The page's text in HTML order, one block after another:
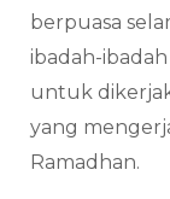
berpuasa
ibadah-
untuk
yang
Ramadhan.